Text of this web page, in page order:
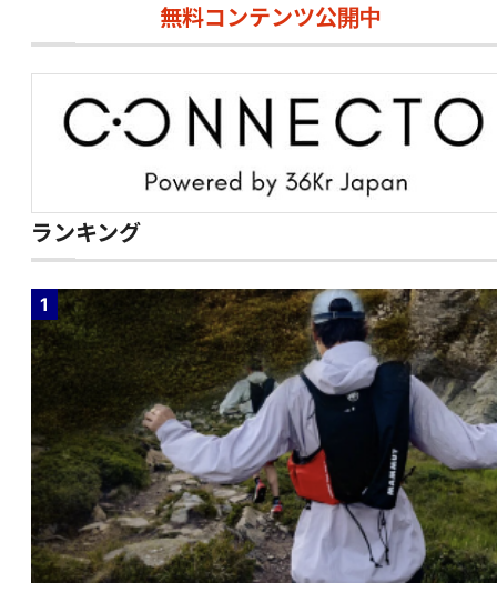
無料コンテンツ公開中
ランキング
1